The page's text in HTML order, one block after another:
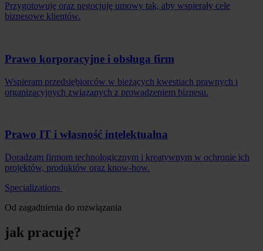
Przygotowuję oraz negocjuję umowy tak, aby wspierały cele
biznesowe klientów.
Prawo korporacyjne i obsługa firm
Wspieram przedsiębiorców w bieżących kwestiach prawnych i
organizacyjnych związanych z prowadzeniem biznesu.
Prawo IT i własność intelektualna
Doradzam firmom technologicznym i kreatywnym w ochronie ich
projektów, produktów oraz know-how.
Specializations
Od zagadnienia do rozwiązania
jak pracuję?